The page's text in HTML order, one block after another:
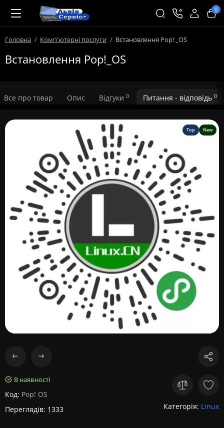
0
Головна Комп'ютерні послуги Встановлення Pop! _OS
Встановлення Pop!_OS
Все про товар Опис Відгуки 0 Питання - відповідь 0
Top New
В наявності
Код: Pop! OS
Переглядів: 1333
Категорія: Linux